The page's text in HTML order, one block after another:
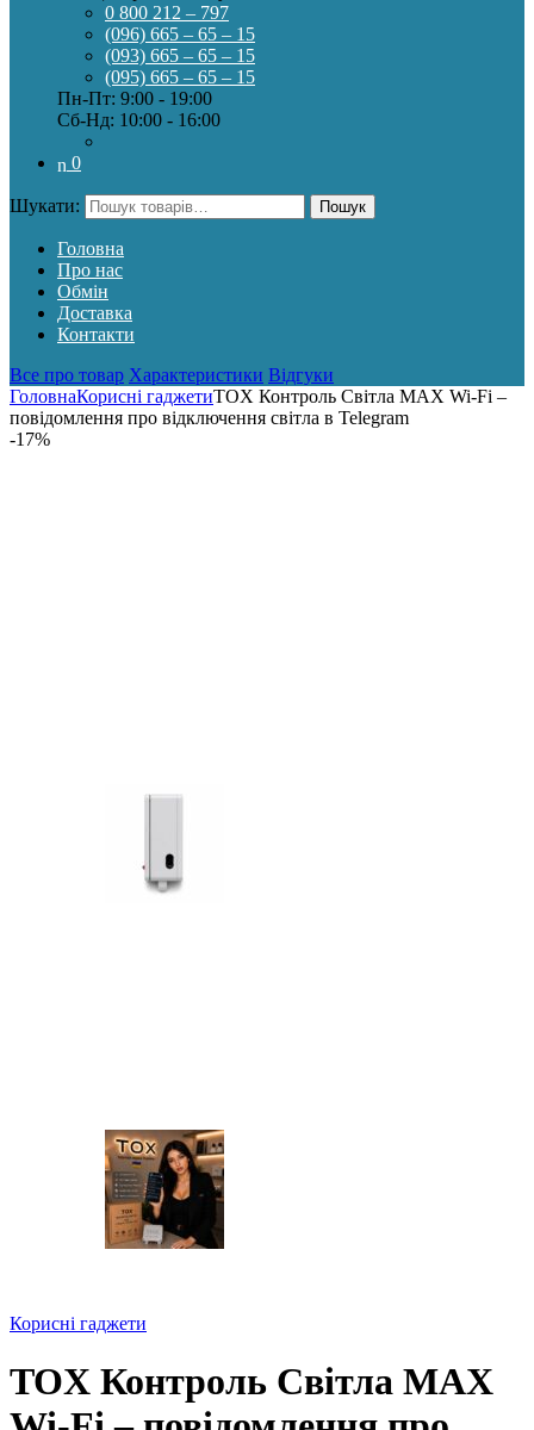
0 800 212 – 797
(096) 665 – 65 – 15
(093) 665 – 65 – 15
(095) 665 – 65 – 15
Пн-Пт: 9:00 - 19:00
Сб-Нд: 10:00 - 16:00
0
Шукати: Пошук
Головна
Про нас
Обмін
Доставка
Контакти
Все про товар Характеристики Відгуки
ГоловнаКорисні гаджетиTOX Контроль Світла MAX Wi-Fi –
повідомлення про відключення світла в Telegram
-17%
Корисні гаджети
TOX Контроль Світла MAX